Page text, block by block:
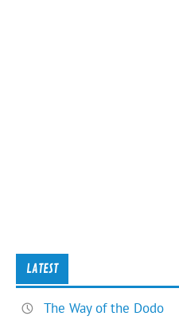
LATEST
The Way of the Dodo